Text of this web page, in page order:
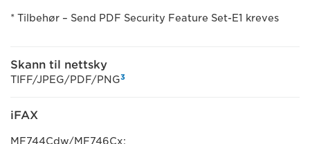
* Tilbehør – Send PDF Security Feature Set-E1 kreves
Skann til nettsky
TIFF/JPEG/PDF/PNG3
iFAX
MF744Cdw/MF746Cx: